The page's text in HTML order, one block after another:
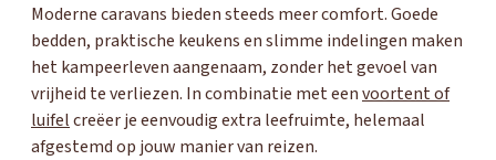
Moderne caravans bieden steeds meer comfort. Goede
bedden, praktische keukens en slimme indelingen maken
het kampeerleven aangenaam, zonder het gevoel van
vrijheid te verliezen. In combinatie met eenvoortent of
luifelcreëer je eenvoudig extra leefruimte, helemaal
afgestemd op jouw manier van reizen.